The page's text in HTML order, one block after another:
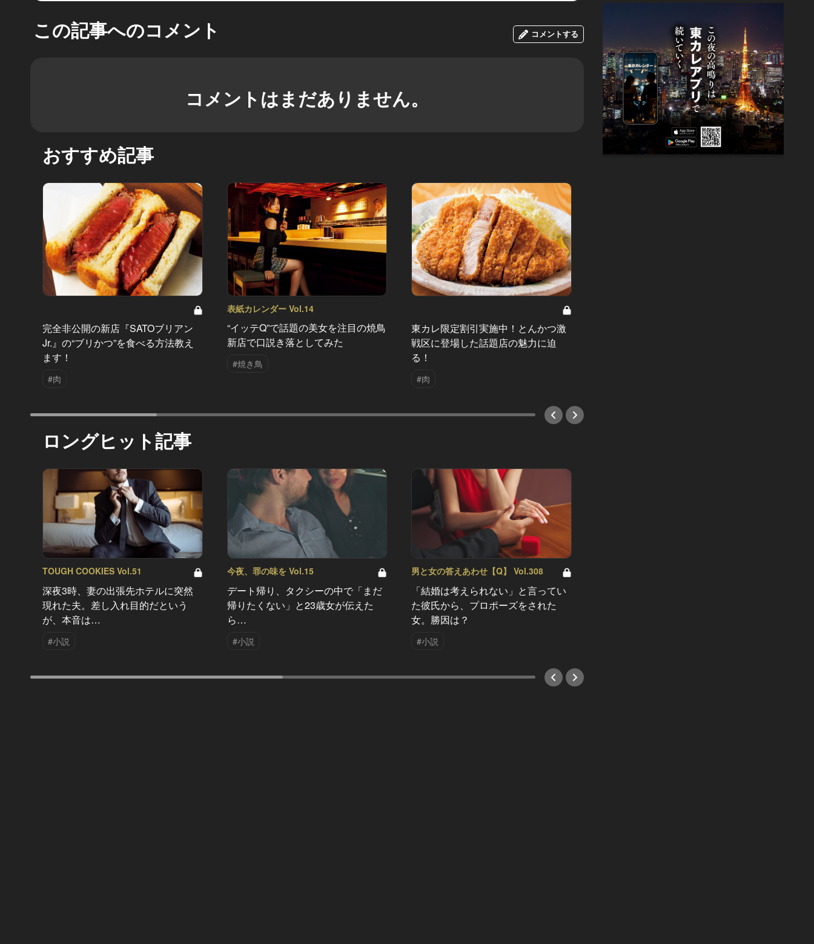
この記事へのコメント コメントする
コメントはまだありません。
おすすめ記事
完全非公開の新店『SATOブリアン
Jr.』の“ブリかつ”を食べる方法教え
ます！
#肉
表紙カレンダー Vol.14
“イッテQ”で話題の美女を注目の焼鳥
新店で口説き落としてみた
#焼き鳥
東カレ限定割引実施中！とんかつ激
戦区に登場した話題店の魅力に迫
る！
#肉
ロングヒット記事
TOUGH COOKIES Vol.51
深夜3時、妻の出張先ホテルに突然
現れた夫。差し入れ目的だという
が、本音は…
#小説
今夜、罪の味を Vol.15
デート帰り、タクシーの中で「まだ
帰りたくない」と23歳女が伝えた
ら…
#小説
男と女の答えあわせ【Q】 Vol.308
「結婚は考えられない」と言ってい
た彼氏から、プロポーズをされた
女。勝因は？
#小説